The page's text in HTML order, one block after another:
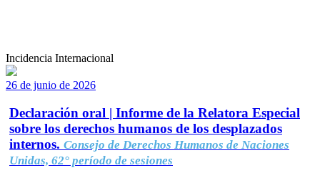
Incidencia Internacional
26 de junio de 2026
Declaración oral | Informe de la Relatora Especial
sobre los derechos humanos de los desplazados
internos. Consejo de Derechos Humanos de Naciones
Unidas, 62° período de sesiones